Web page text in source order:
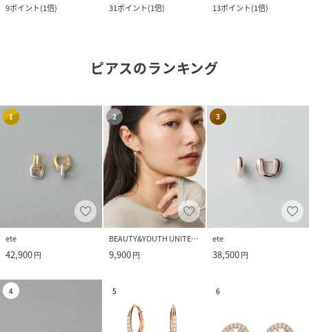
9ポイント(1倍)
31ポイント(1倍)
13ポイント(1倍)
ピアスのランキング
1
ete
42,900円
2
BEAUTY&YOUTH UNITED ARROWS
9,900円
3
ete
38,500円
4 5 6